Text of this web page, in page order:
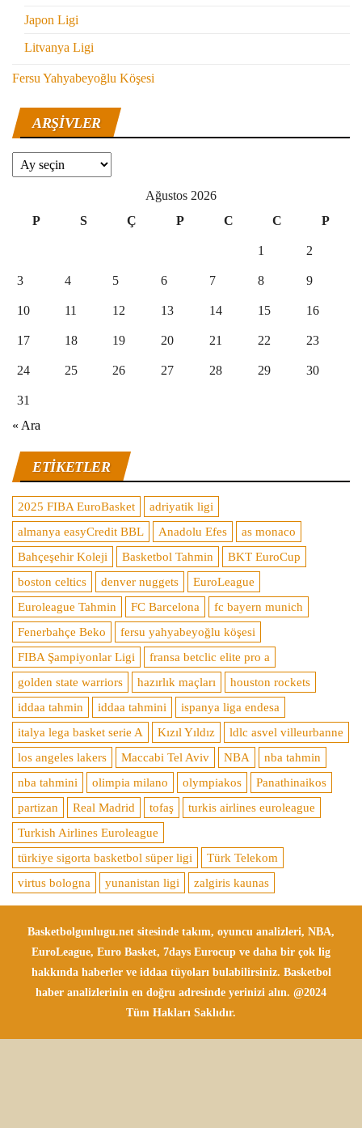
Japon Ligi
Litvanya Ligi
Fersu Yahyabeyoğlu Köşesi
ARŞIVLER
Arşivler
Ağustos 2026
P
S Ç P C C P
1 2
3 4 5 6 7 8 9
10 11 12 13 14 15 16
17 18 19 20 21 22 23
24 25 26 27 28 29 30
31
« Ara
ETIKETLER
2025 FIBA EuroBasket
adriyatik ligi
almanya easyCredit BBL
Anadolu Efes
as monaco
Bahçeşehir Koleji
Basketbol Tahmin
BKT EuroCup
boston celtics
denver nuggets
EuroLeague
Euroleague Tahmin
FC Barcelona
fc bayern munich
Fenerbahçe Beko
fersu yahyabeyoğlu köşesi
FIBA Şampiyonlar Ligi
fransa betclic elite pro a
golden state warriors
hazırlık maçları
houston rockets
iddaa tahmin
iddaa tahmini
ispanya liga endesa
italya lega basket serie A
Kızıl Yıldız
ldlc asvel villeurbanne
los angeles lakers
Maccabi Tel Aviv NBA
nba tahmin
nba tahmini
olimpia milano olympiakos
Panathinaikos
partizan
Real Madrid tofaş
turkis airlines euroleague
Turkish Airlines Euroleague
türkiye sigorta basketbol süper ligi
Türk Telekom
virtus bologna
yunanistan ligi zalgiris kaunas
Basketbolgunlugu.net sitesinde takım, oyuncu analizleri, NBA,
EuroLeague, Euro Basket, 7days Eurocup ve daha bir çok lig
hakkında haberler ve iddaa tüyoları bulabilirsiniz. Basketbol
haber analizlerinin en doğru adresinde yerinizi alın. @2024
Tüm Hakları Saklıdır.